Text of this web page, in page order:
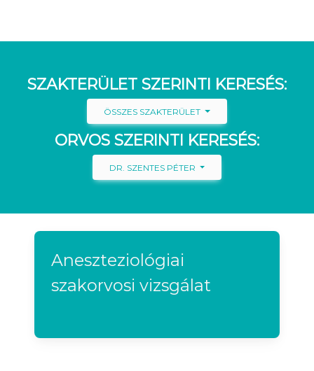
SZAKTERÜLET SZERINTI KERESÉS:
ÖSSZES SZAKTERÜLET
ORVOS SZERINTI KERESÉS:
DR. SZENTES PÉTER
Aneszteziológiai
szakorvosi vizsgálat